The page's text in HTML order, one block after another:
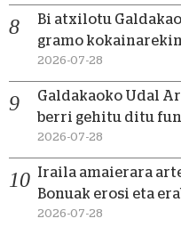
Bi atxilotu
gramo kokainarekin
2026-07-28
Galdakaoko Udal
berri gehitu ditu
2026-07-28
Iraila amaierara
Bonuak erosi eta
2026-07-28